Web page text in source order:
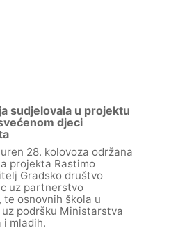
sudjelovala u projektu
djeci
28. kolovoza održana
projekta Rastimo
Gradsko društvo
uz partnerstvo
osnovnih škola u
podršku Ministarstva
i mladih.